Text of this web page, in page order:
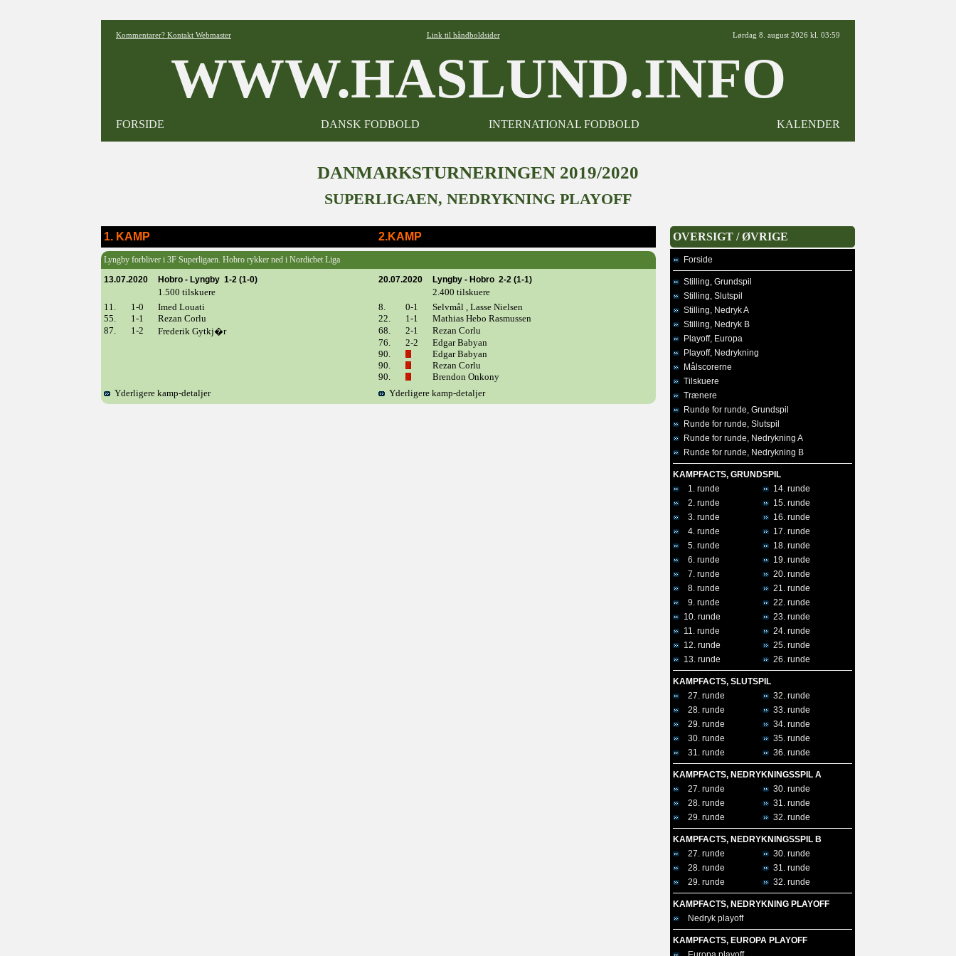
Kommentarer? Kontakt Webmaster Link til håndboldsider Lørdag 8. august 2026 kl. 03:59
WWW.HASLUND.INFO
FORSIDE DANSK FODBOLD INTERNATIONAL FODBOLD KALENDER
DANMARKSTURNERINGEN 2019/2020
SUPERLIGAEN, NEDRYKNING PLAYOFF
1. KAMP 2.KAMP
Lyngby forbliver i 3F Superligaen. Hobro rykker ned i Nordicbet Liga
13.07.2020
Hobro - Lyngby 1-2 (1-0) 20.07.2020 Lyngby - Hobro 2-2 (1-1)
1.500 tilskuere
2.400 tilskuere
11.
1-0 Imed Louati 8. 0-1
Selvmål , Lasse Nielsen
55.
1-1 Rezan Corlu 22. 1-1
Mathias Hebo Rasmussen
87.
1-2 Frederik Gytkj�r 68. 2-1
Rezan Corlu
76.
2-2
Edgar Babyan
90.
Edgar Babyan
90.
Rezan Corlu
90.
Brendon Onkony
Yderligere kamp-detaljer
Yderligere kamp-detaljer
OVERSIGT / ØVRIGE
Forside
Stilling, Grundspil
Stilling, Slutspil
Stilling, Nedryk A
Stilling, Nedryk B
Playoff, Europa
Playoff, Nedrykning
Målscorerne
Tilskuere
Trænere
Runde for runde, Grundspil
Runde for runde, Slutspil
Runde for runde, Nedrykning A
Runde for runde, Nedrykning B
KAMPFACTS, GRUNDSPIL
1. runde
14. runde
2. runde
15. runde
3. runde
16. runde
4. runde
17. runde
5. runde
18. runde
6. runde
19. runde
7. runde
20. runde
8. runde
21. runde
9. runde
22. runde
10. runde
23. runde
11. runde
24. runde
12. runde
25. runde
13. runde
26. runde
KAMPFACTS, SLUTSPIL
27. runde
32. runde
28. runde
33. runde
29. runde
34. runde
30. runde
35. runde
31. runde
36. runde
KAMPFACTS, NEDRYKNINGSSPIL A
27. runde
30. runde
28. runde
31. runde
29. runde
32. runde
KAMPFACTS, NEDRYKNINGSSPIL B
27. runde
30. runde
28. runde
31. runde
29. runde
32. runde
KAMPFACTS, NEDRYKNING PLAYOFF
Nedryk playoff
KAMPFACTS, EUROPA PLAYOFF